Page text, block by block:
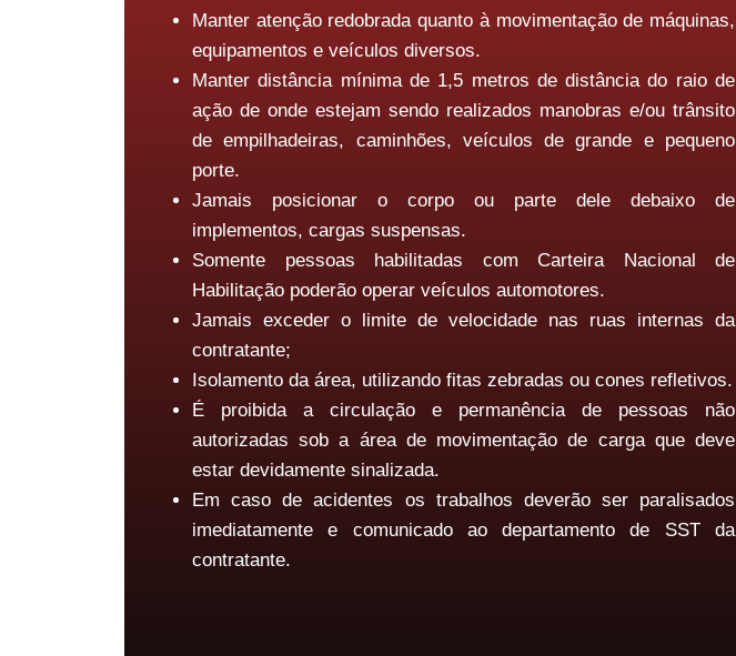
Manter atenção redobrada quanto à movimentação de máquinas,
equipamentos e veículos diversos.
Manter distância mínima de 1,5 metros de distância do raio de
ação de onde estejam sendo realizados manobras e/ou trânsito
de empilhadeiras, caminhões, veículos de grande e pequeno
porte.
Jamais posicionar o corpo ou parte dele debaixo de
implementos, cargas suspensas.
Somente pessoas habilitadas com Carteira Nacional de
Habilitação poderão operar veículos automotores.
Jamais exceder o limite de velocidade nas ruas internas da
contratante;
Isolamento da área, utilizando fitas zebradas ou cones refletivos.
É proibida a circulação e permanência de pessoas não
autorizadas sob a área de movimentação de carga que deve
estar devidamente sinalizada.
Em caso de acidentes os trabalhos deverão ser paralisados
imediatamente e comunicado ao departamento de SST da
contratante.